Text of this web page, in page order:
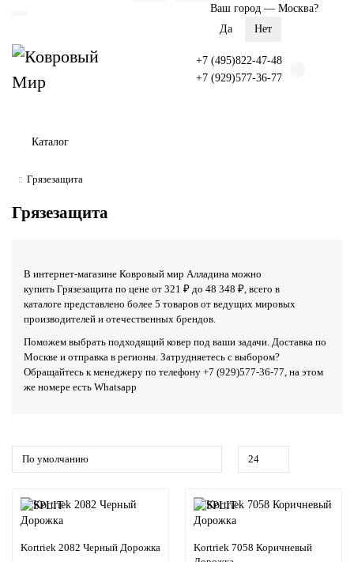
Ваш город — Москва?
+7 (495)822-47-48
+7 (929)577-36-77
Каталог
Грязезащита
Грязезащита
В интернет-магазине Ковровый мир Алладина можно
купить Грязезащита по цене от 321 ₽ до 48 348 ₽, всего в
каталоге представлено более 5 товаров от ведущих мировых
производителей и отечественных брендов.
Поможем выбрать подходящий ковер под ваши задачи. Доставка по
Москве и отправка в регионы. Затрудняетесь с выбором?
Обращайтесь к менеджеру по телефону +7 (929)577-36-77, на этом
же номере есть Whatsapp
Kortriek 2082 Черный Дорожка
Kortriek 7058 Коричневый